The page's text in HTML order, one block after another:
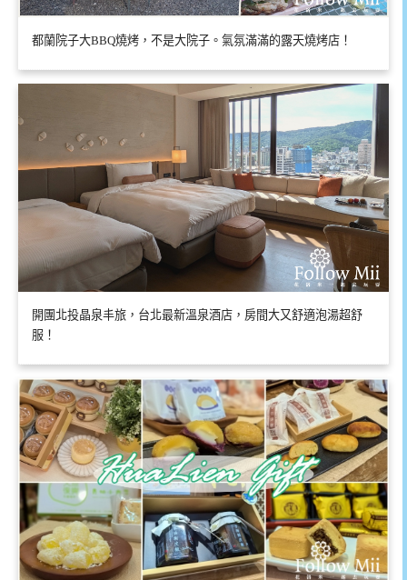
都蘭院子大BBQ燒烤，不是大院子。氣氛滿滿的露天燒烤店！
開團北投晶泉丰旅，台北最新溫泉酒店，房間大又舒適泡湯超舒
服！